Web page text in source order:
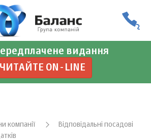
видання
ЧИТАЙТЕ ON-LINE
компанії
Відповідальні посадові